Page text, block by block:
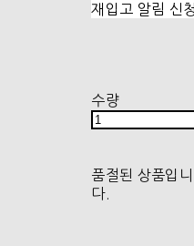
재입고 알림 신청
수량
품절된 상품입니
다.